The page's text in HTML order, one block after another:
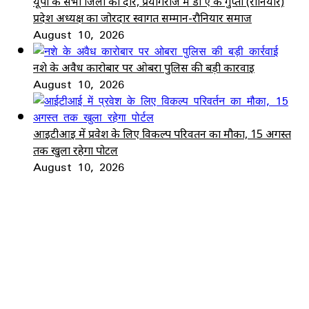
प्रदेश अध्यक्ष का जोरदार स्वागत सम्मान-रौनियार समाज
August 10, 2026
नशे के अवैध कारोबार पर ओबरा पुलिस की बड़ी कार्रवाई
August 10, 2026
आईटीआई में प्रवेश के लिए विकल्प परिवर्तन का मौका, 15 अगस्त
तक खुला रहेगा पोर्टल
August 10, 2026